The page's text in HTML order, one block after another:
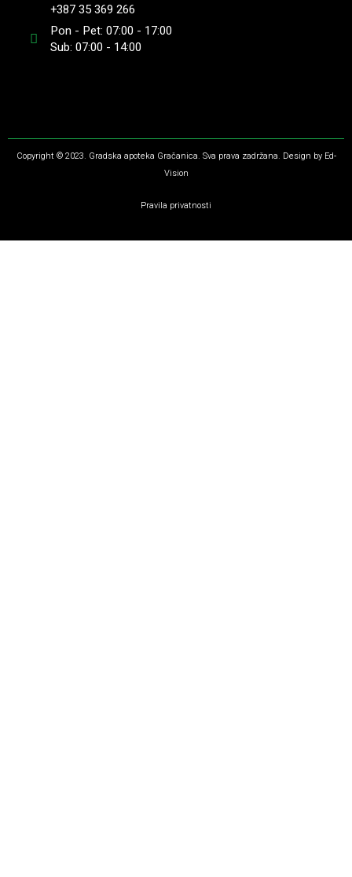
+387 35 369 266
Pon - Pet: 07:00 - 17:00
Sub: 07:00 - 14:00
Copyright © 2023. Gradska apoteka Gračanica. Sva prava zadržana. Design by Ed-
Vision
Pravila privatnosti